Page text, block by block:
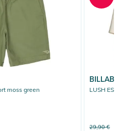
moss green LUSH
29,90 €